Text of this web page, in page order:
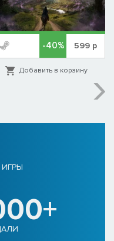
-40% 599 р
Добавить в корзину